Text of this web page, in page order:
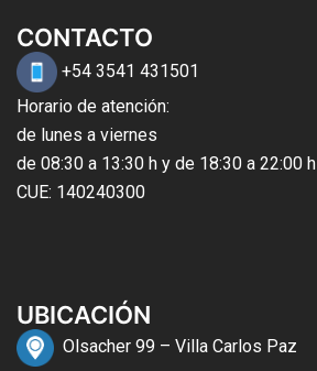
CONTACTO
+54 3541 431501
Horario de atención:
de lunes a viernes
de 08:30 a 13:30 h y de 18:30 a 22:00 h
CUE: 140240300
UBICACIÓN
Olsacher 99 – Villa Carlos Paz